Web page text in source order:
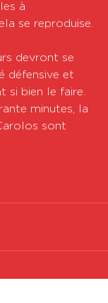
à
se reproduise.
devront se
défensive et
si bien le faire.
minutes, la
sont